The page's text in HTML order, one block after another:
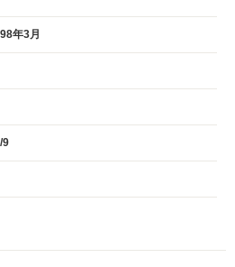
年3月
9